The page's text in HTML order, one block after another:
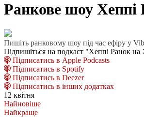
Ранкове шоу Хеппі
Пишіть ранковому шоу під час ефіру у
Підпишіться на подкаст "Хеппі Ранок на
Підписатись в Apple Podcasts
Підписатись в Spotify
Підписатись в Deezer
Підписатись в інших додатках
12 квітня
Найновіше
Найкраще